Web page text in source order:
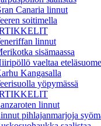
Canaria linnut
soitimella
linnut
sisämaassa
vaeltaa
Kangasalla
yöpymässä
linnut
pihlajanmarjoja